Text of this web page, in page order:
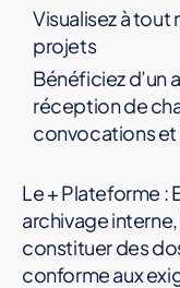
Visualisez à tout
projets
Bénéficiez d’un
réception de
convocations et
Le + Plateforme :
archivage
constituer des
conforme aux